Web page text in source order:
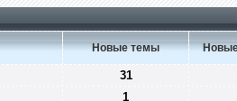
Новые темы
31
1